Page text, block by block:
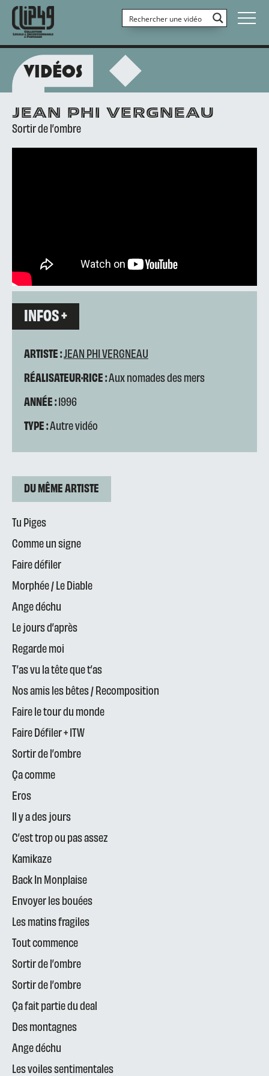
VIDÉOS
JEAN PHI VERGNEAU
Sortir de l’ombre
INFOS +
ARTISTE : JEAN PHI VERGNEAU
RÉALISATEUR·RICE :Aux nomades des mers
ANNÉE :1996
TYPE :Autre vidéo
DU MÊME ARTISTE
Tu Piges
Comme un signe
Faire défiler
Morphée / Le Diable
Ange déchu
Le jours d’après
Regarde moi
T’as vu la tête que t’as
Nos amis les bêtes / Recomposition
Faire le tour du monde
Faire Défiler + ITW
Sortir de l’ombre
Ça comme
Eros
Il y a des jours
C’est trop ou pas assez
Kamikaze
Back In Monplaise
Envoyer les bouées
Les matins fragiles
Tout commence
Sortir de l’ombre
Sortir de l’ombre
Ça fait partie du deal
Des montagnes
Ange déchu
Les voiles sentimentales